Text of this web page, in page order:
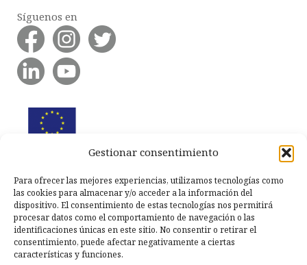
Gestionar consentimiento
Para ofrecer las mejores experiencias, utilizamos tecnologías como
las cookies para almacenar y/o acceder a la información del
dispositivo. El consentimiento de estas tecnologías nos permitirá
procesar datos como el comportamiento de navegación o las
identificaciones únicas en este sitio. No consentir o retirar el
consentimiento, puede afectar negativamente a ciertas
características y funciones.
Síguenos en